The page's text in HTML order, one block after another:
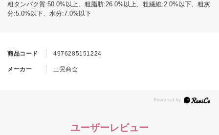
商品コード 4976285151224
メーカー 三晃商会
粗タンパク質:50.0%以上、粗脂肪:26.0%以上、粗繊維:2.0%以下、粗灰
分:5.0%以下、水分:7.0%以下
ユーザーレビュー